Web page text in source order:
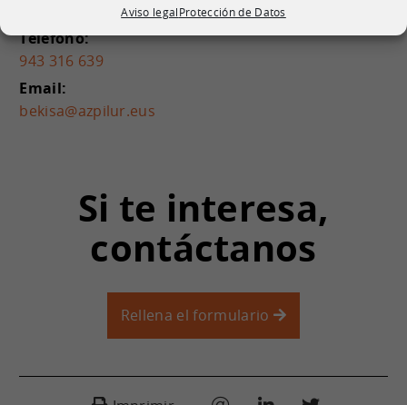
Aviso legalProtección de Datos
Beterri-Kostako Industrialdea, S. A.
Teléfono:
943 316 639
Email:
bekisa@azpilur.eus
Si te interesa,
contáctanos
Rellena el formulario